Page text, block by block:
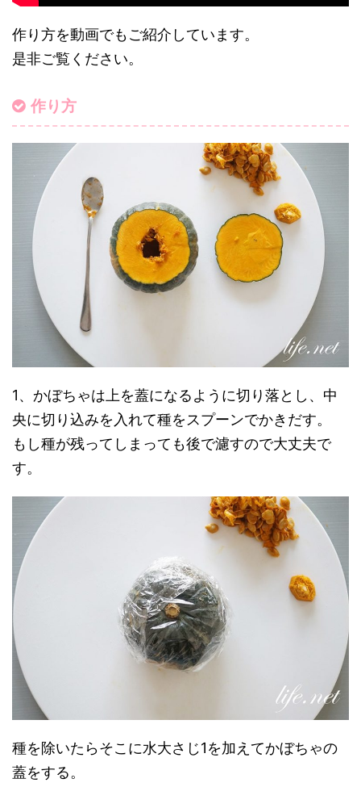
作り方を動画でもご紹介しています。
是非ご覧ください。
作り方
1、かぼちゃは上を蓋になるように切り落とし、中
央に切り込みを入れて種をスプーンでかきだす。
もし種が残ってしまっても後で濾すので大丈夫で
す。
種を除いたらそこに水大さじ1を加えてかぼちゃの
蓋をする。